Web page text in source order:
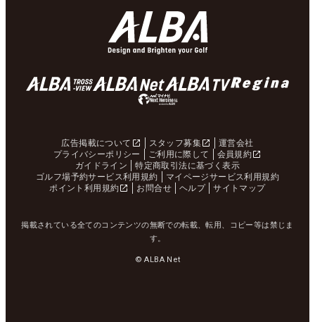
広告掲載について スタッフ募集
運営会社
プライバシーポリシー
ご利用に際して
会員規約
ガイドライン
特定商取引法に基づく表示
ゴルフ場予約サービス利用規約
マイページサービス利用規約
ポイント利用規約
お問合せ ヘルプ サイトマップ
掲載されている全てのコンテンツの無断での転載、転用、コピー等は禁じま
す。
© ALBA Net